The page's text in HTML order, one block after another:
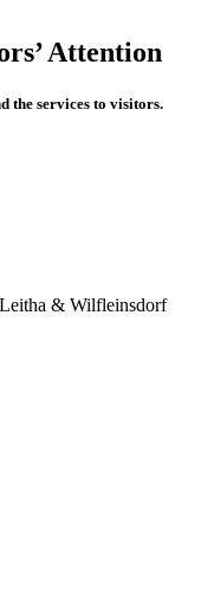
Attention
the services to visitors.
& Wilfleinsdorf